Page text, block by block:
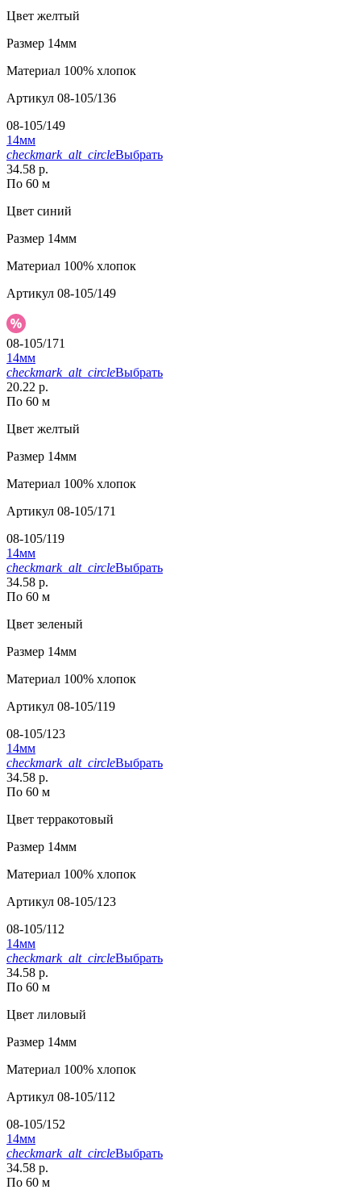
Цвет желтый
Размер 14мм
Материал 100% хлопок
Артикул 08-105/136
08-105/149
14мм
checkmark_alt_circleВыбрать
34.58 р.
По 60 м
Цвет синий
Размер 14мм
Материал 100% хлопок
Артикул 08-105/149
08-105/171
14мм
checkmark_alt_circleВыбрать
20.22 р.
По 60 м
Цвет желтый
Размер 14мм
Материал 100% хлопок
Артикул 08-105/171
08-105/119
14мм
checkmark_alt_circleВыбрать
34.58 р.
По 60 м
Цвет зеленый
Размер 14мм
Материал 100% хлопок
Артикул 08-105/119
08-105/123
14мм
checkmark_alt_circleВыбрать
34.58 р.
По 60 м
Цвет терракотовый
Размер 14мм
Материал 100% хлопок
Артикул 08-105/123
08-105/112
14мм
checkmark_alt_circleВыбрать
34.58 р.
По 60 м
Цвет лиловый
Размер 14мм
Материал 100% хлопок
Артикул 08-105/112
08-105/152
14мм
checkmark_alt_circleВыбрать
34.58 р.
По 60 м